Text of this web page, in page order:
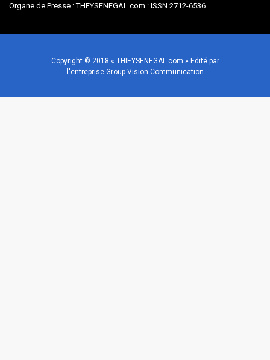
Organe de Presse : THEYSENEGAL.com : ISSN 2712-6536
Copyright © 2018 « THIEYSENEGAL.com » Edité par
l'entreprise Group Vision Communication